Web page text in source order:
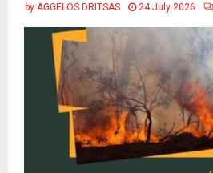
by AGGELOS DRITSAS 24 July 2026